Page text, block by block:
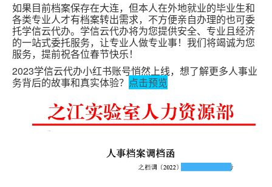
如果目前档案保存在大连，但本人在外地就业的毕业生和
各类专业人才有档案转出需求，不方便亲自办理的也可委
托学信云代办。学信云代办将为您提供安全、专业且经济
的一站式委托服务，让专业人做专业事！ 我们将竭诚为您
服务，提前祝各位春节快乐！
2023学信云代办小红书账号悄然上线，想了解更多人事业
务背后的故事和真实体验？ 点击预览